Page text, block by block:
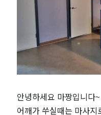
마
｜
근안녕하세요 마짱입니다~
어깨가 쑤실때는 마사